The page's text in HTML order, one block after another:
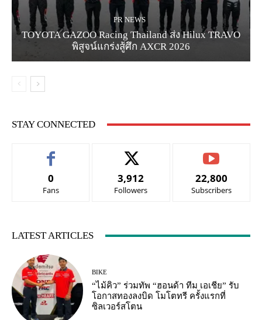
PR NEWS
TOYOTA GAZOO Racing Thailand ส่ง Hilux TRAVO
พิสูจน์แกร่งสู้ศึก AXCR 2026
STAY CONNECTED
0
Fans
3,912
Followers
22,800
Subscribers
LATEST ARTICLES
BIKE
“ไม้คิว” ร่วมทัพ “ฮอนด้า ทีม เอเชีย” รับ
โอกาสทองลงบิด โมโตทรี ครั้งแรกที่
ซิลเวอร์สโตน